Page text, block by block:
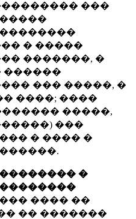
���
� �����
�������, �
������
��� �����, �
����; ����
�����,
���
� ���� �
�
���� ��
�� �������